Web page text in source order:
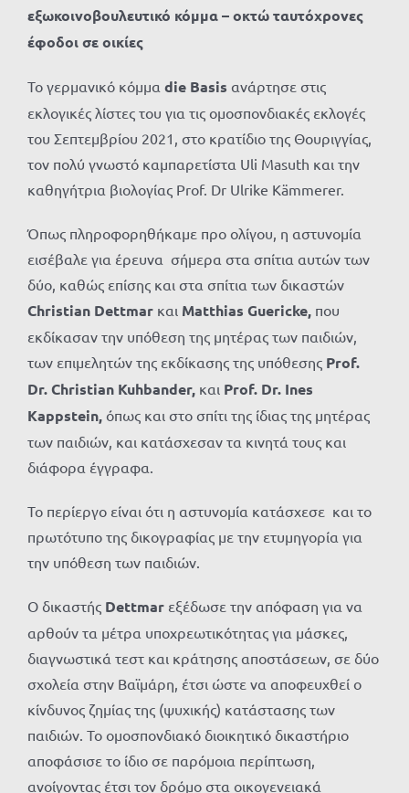
εξωκοινοβουλευτικό κόμμα – οκτώ ταυτόχρονες
έφοδοι σε οικίες
Το γερμανικό κόμμα die Basis ανάρτησε στις
εκλογικές λίστες του για τις ομοσπονδιακές εκλογές
του Σεπτεμβρίου 2021, στο κρατίδιο της Θουριγγίας,
τον πολύ γνωστό καμπαρετίστα Uli Masuth και την
καθηγήτρια βιολογίας Prof. Dr Ulrike Kämmerer.
Όπως πληροφορηθήκαμε προ ολίγου, η αστυνομία
εισέβαλε για έρευνα σήμερα στα σπίτια αυτών των
δύο, καθώς επίσης και στα σπίτια των δικαστών
Christian Dettmar και Matthias Guericke, που
εκδίκασαν την υπόθεση της μητέρας των παιδιών,
των επιμελητών της εκδίκασης της υπόθεσης Prof.
Dr. Christian Kuhbander, και Prof. Dr. Ines
Kappstein, όπως και στο σπίτι της ίδιας της μητέρας
των παιδιών, και κατάσχεσαν τα κινητά τους και
διάφορα έγγραφα.
Το περίεργο είναι ότι η αστυνομία κατάσχεσε και το
πρωτότυπο της δικογραφίας με την ετυμηγορία για
την υπόθεση των παιδιών.
Ο δικαστής Dettmar εξέδωσε την απόφαση για να
αρθούν τα μέτρα υποχρεωτικότητας για μάσκες,
διαγνωστικά τεστ και κράτησης αποστάσεων, σε δύο
σχολεία στην Βαϊμάρη, έτσι ώστε να αποφευχθεί ο
κίνδυνος ζημίας της (ψυχικής) κατάστασης των
παιδιών. Το ομοσπονδιακό διοικητικό δικαστήριο
αποφάσισε το ίδιο σε παρόμοια περίπτωση,
ανοίγοντας έτσι τον δρόμο στα οικογενειακά